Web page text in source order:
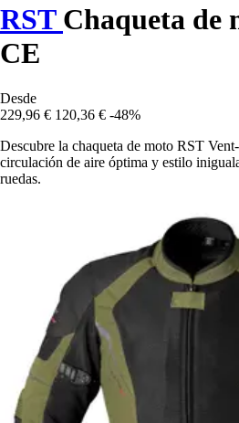
RST Chaqueta de
CE
Desde
229,96 € 120,36 € -48%
Descubre la chaqueta de moto RST
circulación de aire óptima y estilo
ruedas.